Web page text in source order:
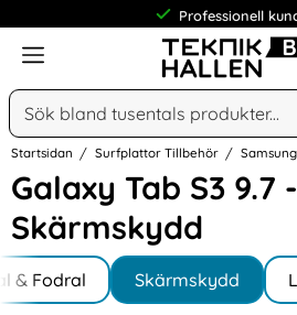
Professionell
Meny
Sök
Sök
Startsidan Surfplattor Tillbehör
Galaxy Tab S3 9.7 -
Skärmskydd
Hoppa
till
produkter
Underkategorier
& Fodral Skärmskydd